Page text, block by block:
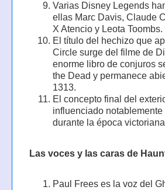
Varias Disney Legends
ellas Marc Davis, Claude
X Atencio y Leota Toombs.
El título del hechizo que
Circle surge del filme de
enorme libro de conjuros
the Dead y permanece
1313.
El concepto final del
influenciado
durante la época
Las voces y las caras de
Paul Frees es la voz del